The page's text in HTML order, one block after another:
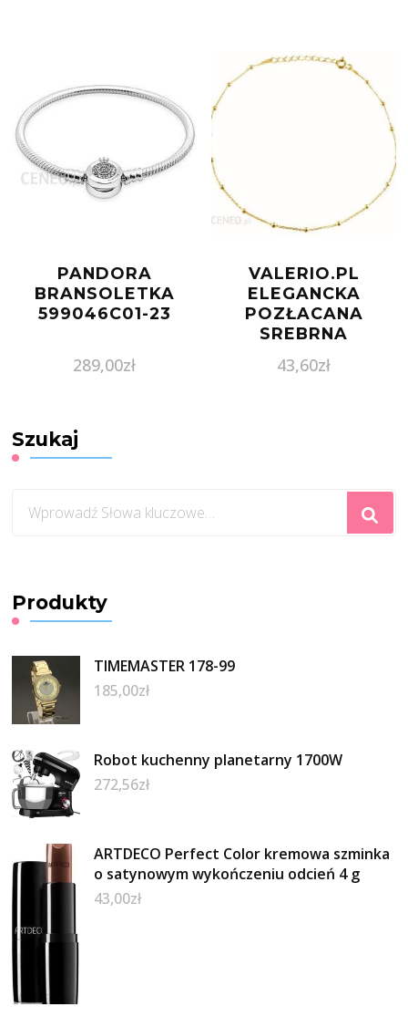
PANDORA
BRANSOLETKA
599046C01-23
289,00zł
VALERIO.PL
ELEGANCKA
POZŁACANA
SREBRNA
NOGĘ CHOKER
43,60zł
Szukaj
czegoś?
Produkty
TIMEMASTER 178-99
185,00zł
Robot kuchenny planetarny 1700W
272,56zł
ARTDECO Perfect Color kremowa szminka
o satynowym wykończeniu odcień 4 g
43,00zł